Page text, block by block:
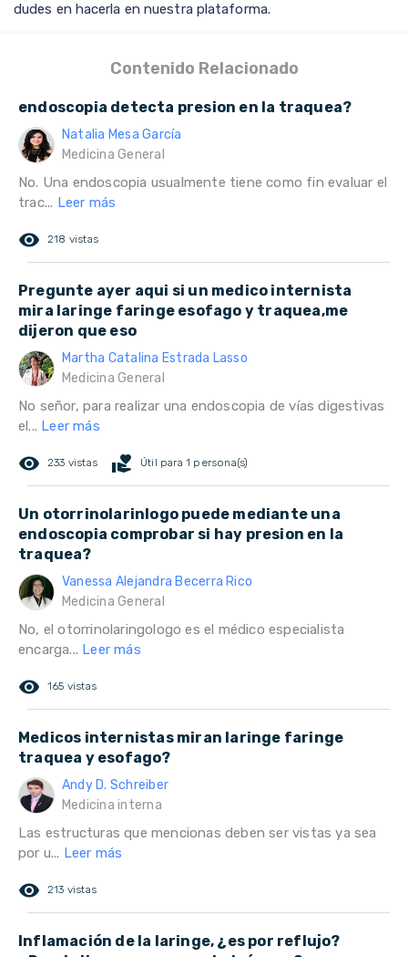
dudes en hacerla en nuestra plataforma.
Contenido Relacionado
endoscopia detecta presion en la traquea?
Natalia Mesa García
Medicina General
No. Una endoscopia usualmente tiene como fin evaluar el
trac... Leer más
remove_red_eye 218 vistas
Pregunte ayer aqui si un medico internista
mira laringe faringe esofago y traquea,me
dijeron que eso
Martha Catalina Estrada Lasso
Medicina General
No señor, para realizar una endoscopia de vías digestivas
el... Leer más
remove_red_eye 233 vistas volunteer_activism Útil para 1 persona(s)
Un otorrinolarinlogo puede mediante una
endoscopia comprobar si hay presion en la
traquea?
Vanessa Alejandra Becerra Rico
Medicina General
No, el otorrinolaringologo es el médico especialista
encarga... Leer más
remove_red_eye 165 vistas
Medicos internistas miran laringe faringe
traquea y esofago?
Andy D. Schreiber
Medicina interna
Las estructuras que mencionas deben ser vistas ya sea
por u... Leer más
remove_red_eye 213 vistas
Inflamación de la laringe, ¿es por reflujo?